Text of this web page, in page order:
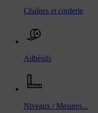
Chaînes et corderie
Adhésifs
Niveaux / Mesures...